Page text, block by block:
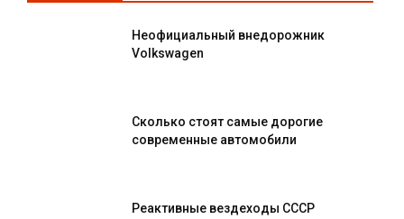
Неофициальный внедорожник
Volkswagen
Сколько стоят самые дорогие
современные автомобили
Реактивные вездеходы СССР